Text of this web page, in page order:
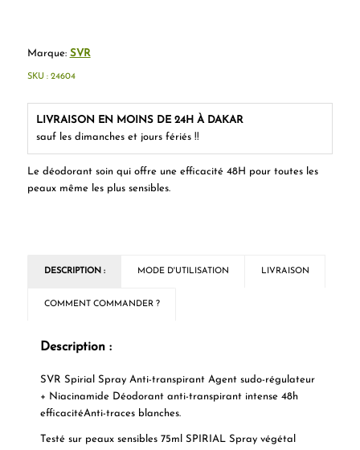
Le déodorant soin qui offre une efficacité 48H pour toutes les
peaux même les plus sensibles.
Marque: SVR
LIVRAISON EN MOINS DE 24H À DAKAR
sauf les dimanches et jours fériés !!
SKU : 24604
DESCRIPTION : MODE D'UTILISATION LIVRAISON
COMMENT COMMANDER ?
Description :
SVR Spirial Spray Anti-transpirant Agent sudo-régulateur
+ Niacinamide Déodorant anti-transpirant intense 48h
efficacitéAnti-traces blanches.
Testé sur peaux sensibles 75ml SPIRIAL Spray végétal